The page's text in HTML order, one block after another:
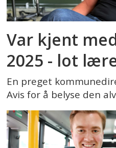
Var kjent
2025 - lot
En preget
Avis for å belyse den